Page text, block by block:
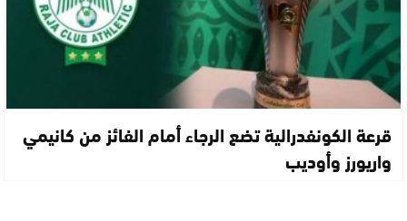
قرعة الكونفدرالية تضع الرجاء أمام الفائز من كانيمي
واريورز وأوديب